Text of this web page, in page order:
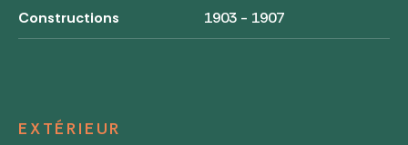
Constructions 1903 - 1907
EXTÉRIEUR